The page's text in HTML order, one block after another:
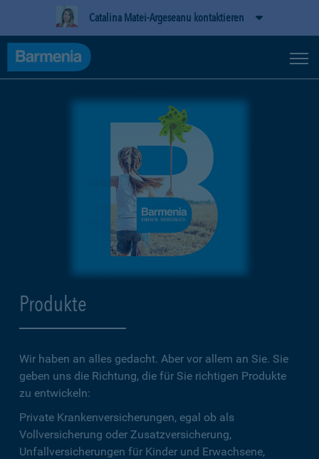
Catalina Matei-Argeseanu kontaktieren
Produkte
Wir haben an alles gedacht. Aber vor allem an Sie. Sie
geben uns die Richtung, die für Sie richtigen Produkte
zu entwickeln:
Private Krankenversicherungen, egal ob als
Vollversicherung oder Zusatzversicherung,
Unfallversicherungen für Kinder und Erwachsene,